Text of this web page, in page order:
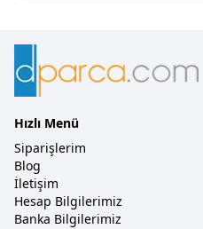
Hızlı Menü
Siparişlerim
Blog
İletişim
Hesap Bilgilerimiz
Banka Bilgilerimiz